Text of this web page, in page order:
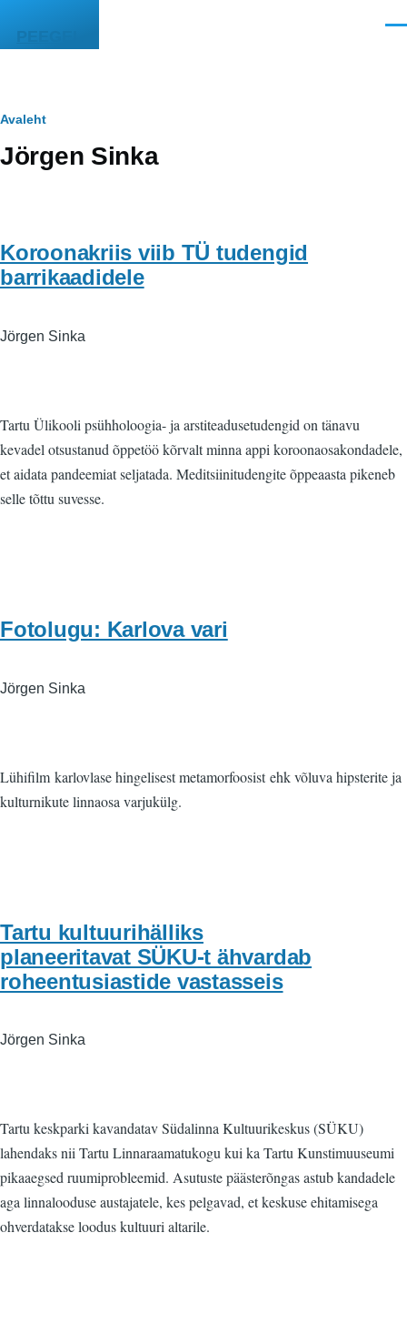
PEEGEL
Leivapuru
Avaleht
Jörgen Sinka
Koroonakriis viib TÜ tudengid
barrikaadidele
Jörgen Sinka
Tartu Ülikooli psühholoogia- ja arstiteadusetudengid on tänavu
kevadel otsustanud õppetöö kõrvalt minna appi koroonaosakondadele,
et aidata pandeemiat seljatada. Meditsiinitudengite õppeaasta pikeneb
selle tõttu suvesse.
Fotolugu: Karlova vari
Jörgen Sinka
Lühifilm karlovlase hingelisest metamorfoosist ehk võluva hipsterite ja
kulturnikute linnaosa varjukülg.
Tartu kultuurihälliks
planeeritavat SÜKU-t ähvardab
roheentusiastide vastasseis
Jörgen Sinka
Tartu keskparki kavandatav Südalinna Kultuurikeskus (SÜKU)
lahendaks nii Tartu Linnaraamatukogu kui ka Tartu Kunstimuuseumi
pikaaegsed ruumiprobleemid. Asutuste päästerõngas astub kandadele
aga linnalooduse austajatele, kes pelgavad, et keskuse ehitamisega
ohverdatakse loodus kultuuri altarile.